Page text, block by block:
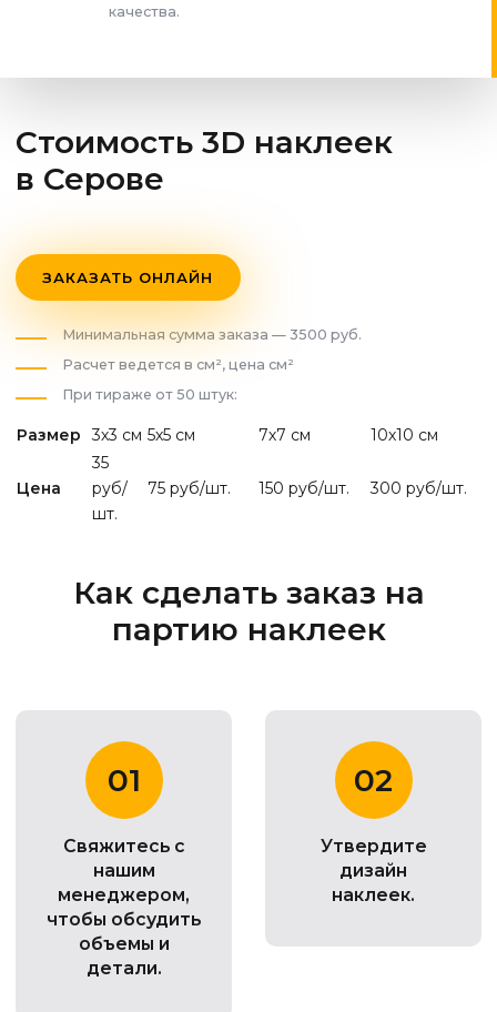
качества.
Стоимость 3D наклеек
в Серове
ЗАКАЗАТЬ ОНЛАЙН
Минимальная сумма заказа — 3500 руб.
Расчет ведется в см², цена см²
При тираже от 50 штук:
Размер 3х3 см 5х5 см 7х7 см 10х10 см
Цена
35
руб/
шт.
75 руб/шт. 150 руб/шт. 300 руб/шт.
Как сделать заказ на
партию наклеек
01
Свяжитесь с
нашим
менеджером,
чтобы обсудить
объемы и
детали.
02
Утвердите
дизайн
наклеек.